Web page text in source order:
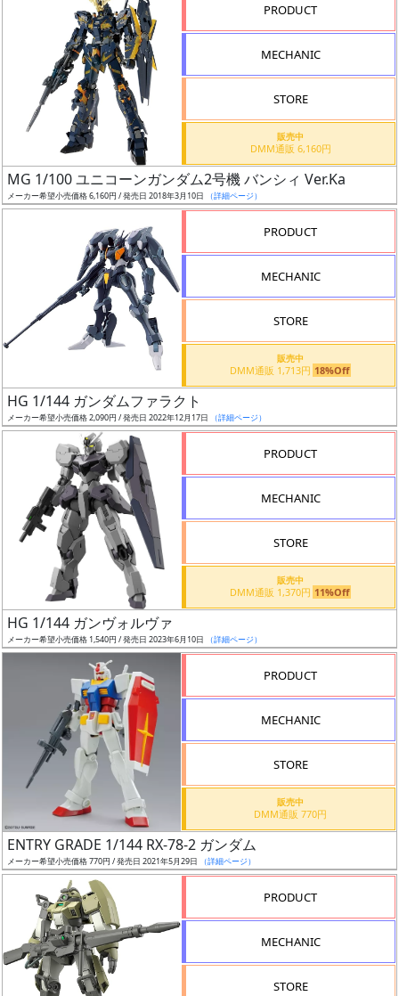
成
リ
ズ・
タ
イ
売
切
含
選
中
活
PRODUCT
MECHANIC
STORE
販売中
DMM通販 6,160円
MG 1/100 ユニコーンガンダム2号機 バンシィ Ver.Ka
メーカー希望小売価格 6,160円 / 発売日 2018年3月10日 （詳細ページ）
PRODUCT
MECHANIC
STORE
販売中
DMM通販 1,713円 18%Off
HG 1/144 ガンダムファラクト
メーカー希望小売価格 2,090円 / 発売日 2022年12月17日 （詳細ページ）
PRODUCT
MECHANIC
STORE
販売中
DMM通販 1,370円 11%Off
HG 1/144 ガンヴォルヴァ
メーカー希望小売価格 1,540円 / 発売日 2023年6月10日 （詳細ページ）
PRODUCT
MECHANIC
STORE
販売中
DMM通販 770円
ENTRY GRADE 1/144 RX-78-2 ガンダム
メーカー希望小売価格 770円 / 発売日 2021年5月29日 （詳細ページ）
PRODUCT
MECHANIC
STORE